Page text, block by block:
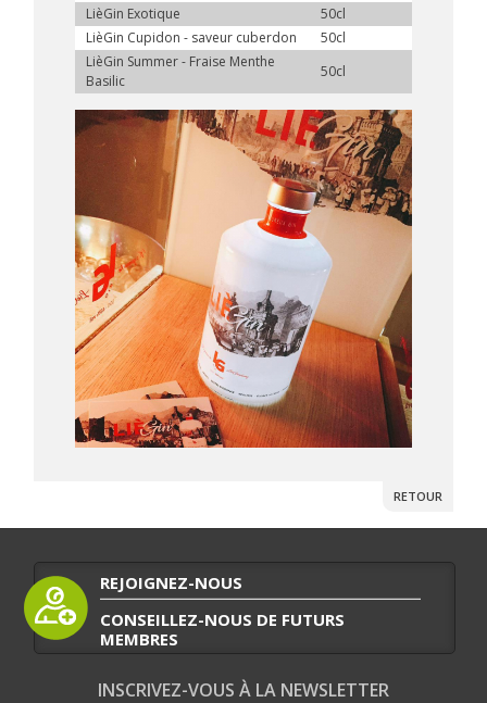
LièGin Exotique
50cl
LièGin Cupidon - saveur cuberdon
50cl
LièGin Summer - Fraise Menthe
Basilic
50cl
RETOUR
REJOIGNEZ-NOUS
CONSEILLEZ-NOUS DE FUTURS
MEMBRES
INSCRIVEZ-VOUS À LA NEWSLETTER